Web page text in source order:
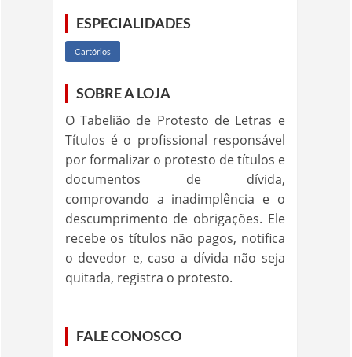
ESPECIALIDADES
Cartórios
SOBRE A LOJA
O Tabelião de Protesto de Letras e
Títulos é o profissional responsável
por formalizar o protesto de títulos e
documentos de dívida,
comprovando a inadimplência e o
descumprimento de obrigações. Ele
recebe os títulos não pagos, notifica
o devedor e, caso a dívida não seja
quitada, registra o protesto.
FALE CONOSCO